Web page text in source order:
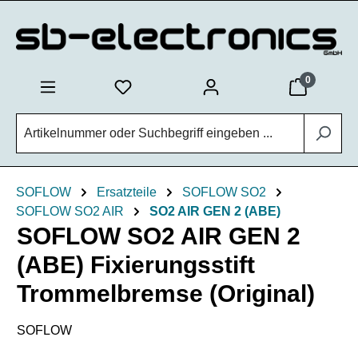
0
SOFLOW Ersatzteile
SOFLOW SO2
SOFLOW SO2 AIR
SO2 AIR GEN 2 (ABE)
SOFLOW SO2 AIR GEN 2
(ABE) Fixierungsstift
Trommelbremse (Original)
SOFLOW